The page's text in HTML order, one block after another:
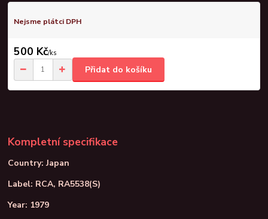
Nejsme plátci DPH
500 Kč/ks
Přidat do košíku
Kompletní specifikace
Country: Japan
Label: RCA, RA5538(S)
Year: 1979